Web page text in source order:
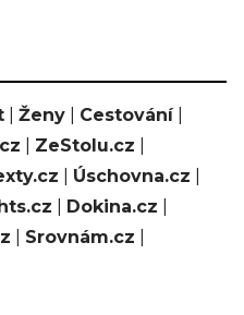
Ženy Cestování|
ZeStolu.cz
Úschovna.cz
Dokina.cz
Srovnám.cz